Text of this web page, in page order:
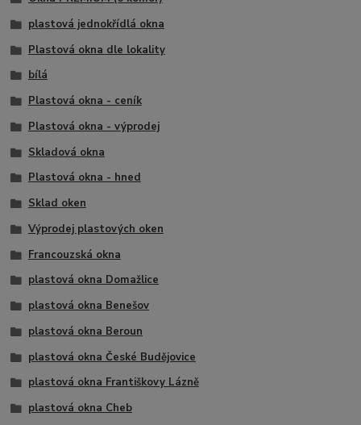
plastová jednokřídlá okna
Plastová okna dle lokality
bílá
Plastová okna - ceník
Plastová okna - výprodej
Skladová okna
Plastová okna - hned
Sklad oken
Výprodej plastových oken
Francouzská okna
plastová okna Domažlice
plastová okna Benešov
plastová okna Beroun
plastová okna České Budějovice
plastová okna Františkovy Lázně
plastová okna Cheb